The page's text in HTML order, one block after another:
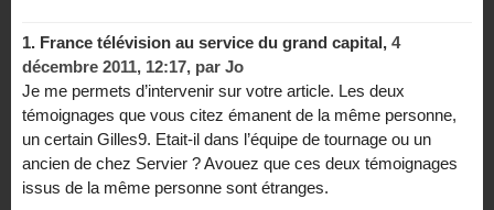
1. France télévision au service du grand capital, 4
décembre 2011, 12:17, par Jo
Je me permets d’intervenir sur votre article. Les deux
témoignages que vous citez émanent de la même personne,
un certain Gilles9. Etait-il dans l’équipe de tournage ou un
ancien de chez Servier ? Avouez que ces deux témoignages
issus de la même personne sont étranges.